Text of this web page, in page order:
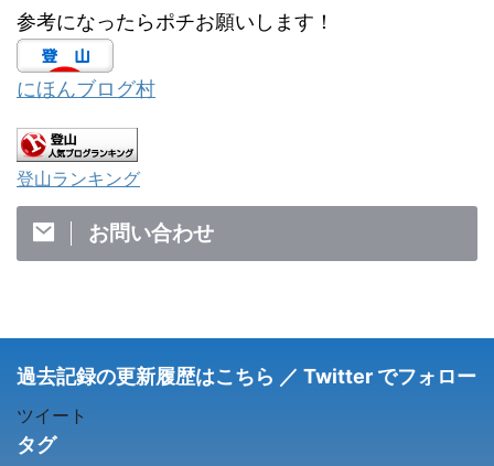
参考になったらポチお願いします！
にほんブログ村
登山ランキング
お問い合わせ
過去記録の更新履歴はこちら ／ Twitter でフォロー
ツイート
タグ